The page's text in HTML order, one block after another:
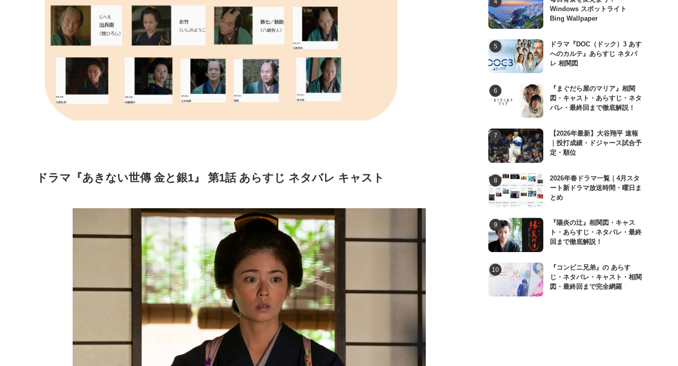
ドラマ『あきない世傳 金と銀1』 第1話 あらすじ ネタバレ キャスト
Windows スポットライト
Bing Wallpaper
ドラマ『DOC（ドック）3 あす
へのカルテ』あらすじ ネタバ
レ 相関図
『まぐだら屋のマリア』相関
図・キャスト・あらすじ・ネタ
バレ・最終回まで徹底解説！
【2026年最新】大谷翔平 速報
｜投打成績・ドジャース試合予
定・順位
2026年春ドラマ一覧｜4月スタ
ート新ドラマ放送時間・曜日ま
とめ
『陽炎の辻』相関図・キャス
ト・あらすじ・ネタバレ・最終
回まで徹底解説！
『コンビニ兄弟』の あらす
じ・ネタバレ・キャスト・相関
図・最終回まで完全網羅